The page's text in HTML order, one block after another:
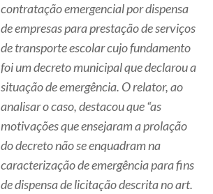
contratação emergencial por dispensa
de empresas para prestação de serviços
de transporte escolar cujo fundamento
foi um decreto municipal que declarou a
situação de emergência. O relator, ao
analisar o caso, destacou que “as
motivações que ensejaram a prolação
do decreto não se enquadram na
caracterização de emergência para fins
de dispensa de licitação descrita no art.